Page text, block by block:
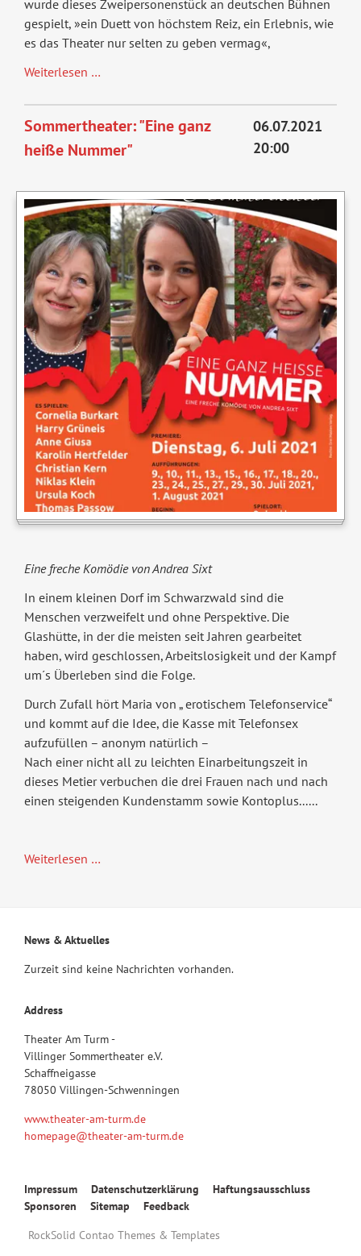
wurde dieses Zweipersonenstück an deutschen Bühnen
gespielt, »ein Duett von höchstem Reiz, ein Erlebnis, wie
es das Theater nur selten zu geben vermag«,
Weiterlesen …Geliebter
Szenische
Lesung
(abgesagt)
Sommertheater: "Eine ganz
heiße Nummer"
06.07.2021
20:00
Eine freche Komödie von Andrea Sixt
In einem kleinen Dorf im Schwarzwald sind die
Menschen verzweifelt und ohne Perspektive. Die
Glashütte, in der die meisten seit Jahren gearbeitet
haben, wird geschlossen, Arbeitslosigkeit und der Kampf
um´s Überleben sind die Folge.
Durch Zufall hört Maria von „ erotischem Telefonservice“
und kommt auf die Idee, die Kasse mit Telefonsex
aufzufüllen – anonym natürlich –
Nach einer nicht all zu leichten Einarbeitungszeit in
dieses Metier verbuchen die drei Frauen nach und nach
einen steigenden Kundenstamm sowie Kontoplus......
Weiterlesen …Sommertheater:
Nummer"
News & Aktuelles
Zurzeit sind keine Nachrichten vorhanden.
Address
Theater Am Turm -
Villinger Sommertheater e.V.
Schaffneigasse
78050 Villingen-Schwenningen
www.theater-am-turm.de
homepage@theater-am-turm.de
Navigation
überspringen
Impressum Datenschutzerklärung
Haftungsausschluss
Sponsoren
Sitemap
Feedback
RockSolid Contao Themes & Templates